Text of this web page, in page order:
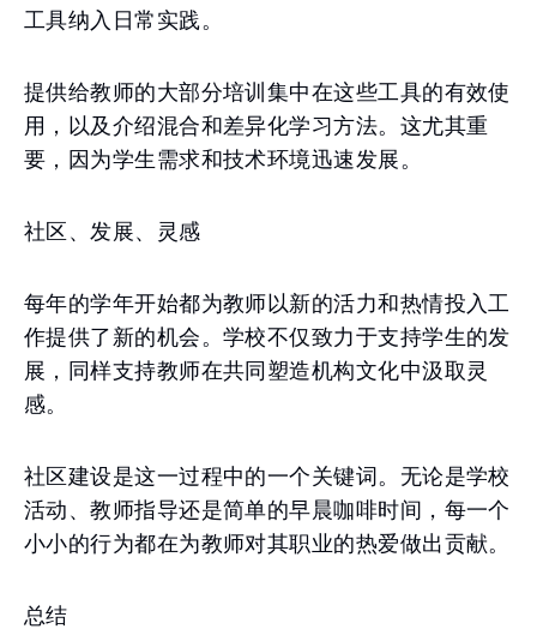
工具纳入日常实践。
提供给教师的大部分培训集中在这些工具的有效使
用，以及介绍混合和差异化学习方法。这尤其重
要，因为学生需求和技术环境迅速发展。
社区、发展、灵感
每年的学年开始都为教师以新的活力和热情投入工
作提供了新的机会。学校不仅致力于支持学生的发
展，同样支持教师在共同塑造机构文化中汲取灵
感。
社区建设是这一过程中的一个关键词。无论是学校
活动、教师指导还是简单的早晨咖啡时间，每一个
小小的行为都在为教师对其职业的热爱做出贡献。
总结